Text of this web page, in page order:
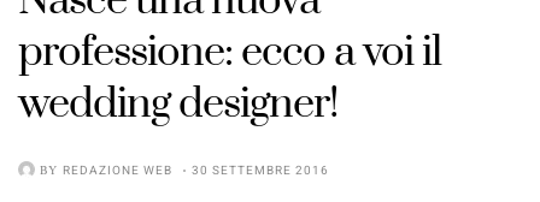
professione: ecco a voi il
wedding designer!
BY REDAZIONE WEB 30 SETTEMBRE 2016